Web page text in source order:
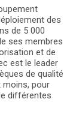
des
de 5 000
ses membres
et de
est le leader
de qualité
moins, pour
différentes